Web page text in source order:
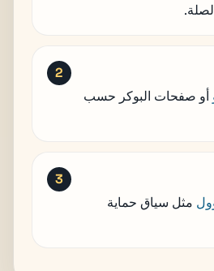
أو صفحات البوكر حسب
مثل سياق حماية